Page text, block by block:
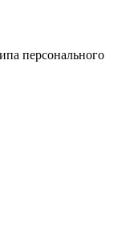
персонального